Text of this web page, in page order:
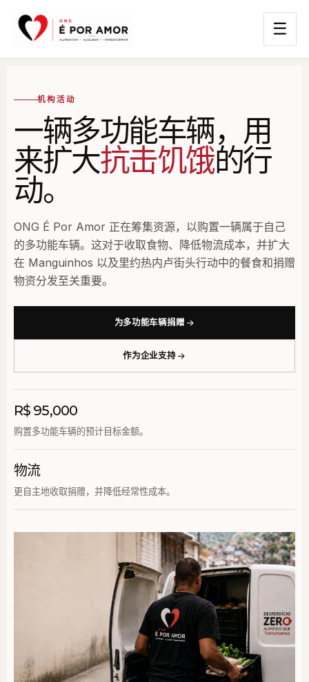
☰
机构活动
一辆多功能车辆，用
来扩大抗击饥饿的行
动。
ONG É Por Amor 正在筹集资源，以购置一辆属于自己
的多功能车辆。这对于收取食物、降低物流成本，并扩大
在 Manguinhos 以及里约热内卢街头行动中的餐食和捐赠
物资分发至关重要。
为多功能车辆捐赠
作为企业支持
R$ 95,000
购置多功能车辆的预计目标金额。
物流
更自主地收取捐赠，并降低经常性成本。